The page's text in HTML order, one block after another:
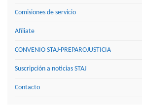
Comisiones de servicio
Afíliate
CONVENIO STAJ-PREPAROJUSTICIA
Suscripción a noticias STAJ
Contacto